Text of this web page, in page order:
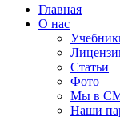
Главная
О нас
Статьи
Фото
Мы в
Наши